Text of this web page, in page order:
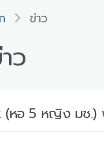
ข่าว
ว
(หอ 5 หญิง มช.)